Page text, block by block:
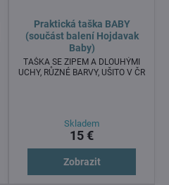
Praktická taška BABY
(součást balení Hojdavak
Baby)
TAŠKA SE ZIPEM A DLOUHÝMI
UCHY, RŮZNÉ BARVY, UŠITO V ČR
Skladem
15 €
Zobrazit